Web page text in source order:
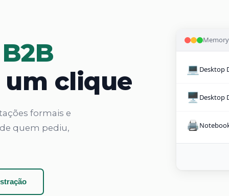
B2B
clique
formais e
quem pediu,
💻
🖥️
🖨️